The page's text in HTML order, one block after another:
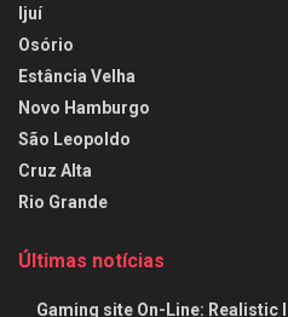
Ijuí
Osório
Estância Velha
Novo Hamburgo
São Leopoldo
Cruz Alta
Rio Grande
Últimas notícias
Gaming site On-Line: